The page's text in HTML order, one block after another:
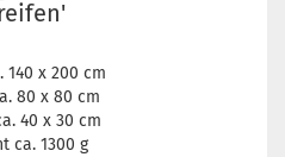
140 x 200 cm
80 x 80 cm
40 x 30 cm
ca. 1300 g